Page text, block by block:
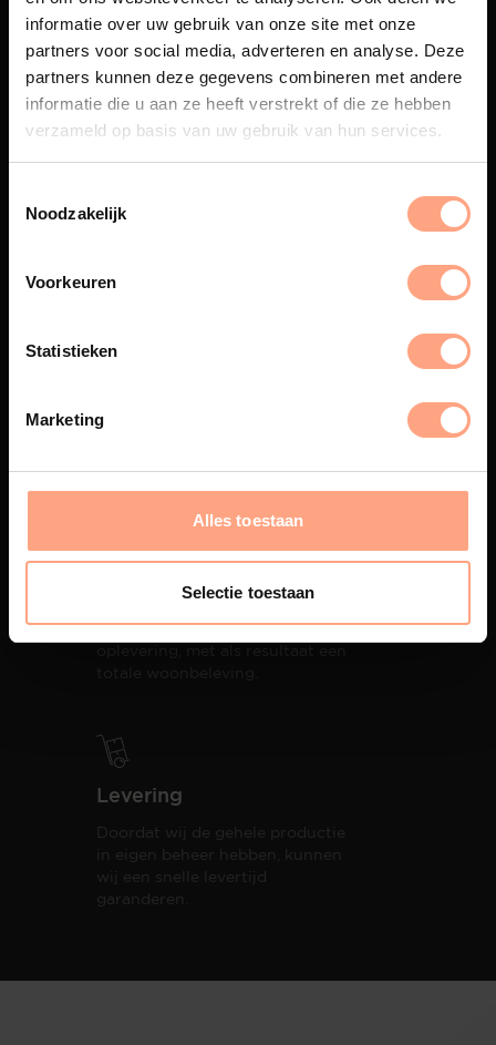
informatie over uw gebruik van onze site met onze
partners voor social media, adverteren en analyse. Deze
partners kunnen deze gegevens combineren met andere
informatie die u aan ze heeft verstrekt of die ze hebben
verzameld op basis van uw gebruik van hun services.
Noodzakelijk
Voorkeuren
Statistieken
Marketing
Alles toestaan
Selectie toestaan
Maatwerk
samenkomen.
een hoogwaardige twee
Productie
ontzorging van eerste schets tot
Levering
Doordat wij de gehele productie
in eigen beheer hebben, kunnen
wij een snelle levertijd
garanderen.